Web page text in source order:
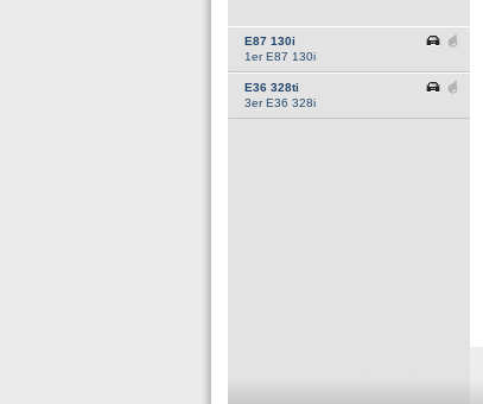
E87 130i
1er E87 130i
E36 328ti
3er E36 328i